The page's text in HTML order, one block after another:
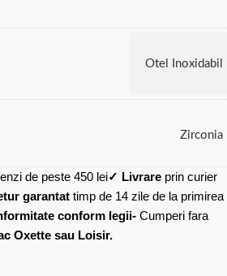
Otel Inoxidabil
Zirconia
de peste 450 lei✓ Livrare prin curier
garantat timp de 14 zile de la primirea
conform legii- Cumperi fara
Oxette sau Loisir.